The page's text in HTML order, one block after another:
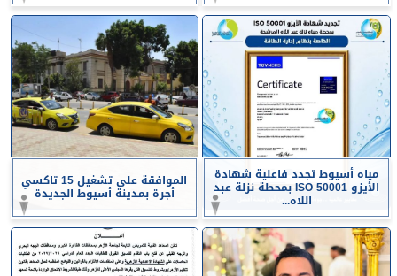
مياه أسيوط تجدد فاعلية شهادة
الأيزو ISO 50001 بمحطة نزلة عبد
اللاه...
الموافقة على تشغيل 15 تاكسي
أجرة بمدينة أسيوط الجديدة